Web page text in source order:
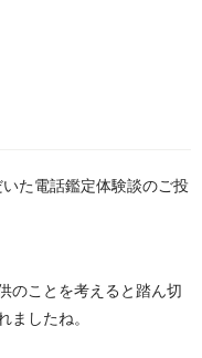
た電話鑑定体験談のご投
のことを考えると踏ん切
ましたね。